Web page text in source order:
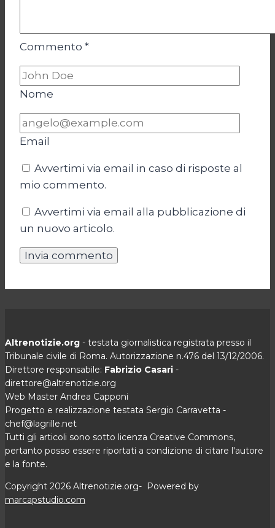
Commento *
Nome
Email
Avvertimi via email in caso di risposte al
mio commento.
Avvertimi via email alla pubblicazione di
un nuovo articolo.
Altrenotizie.org - testata giornalistica registrata presso il
Tribunale civile di Roma. Autorizzazione n.476 del 13/12/2006.
Direttore responsabile: Fabrizio Casari -
direttore@altrenotizie.org
Web Master Andrea Capponi
Progetto e realizzazione testata Sergio Carravetta -
chef@lagrille.net
Tutti gli articoli sono sotto licenza Creative Commons,
pertanto posso essere riportati a condizione di citare l'autore
e la fonte.
Copyright 2026 Altrenotizie.org- Powered by
marcapstudio.com